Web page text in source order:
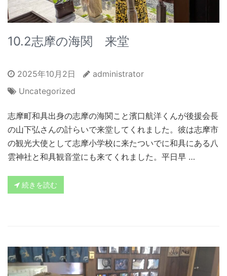
10.2志摩の海関 来堂
2025年10月2日
administrator
Uncategorized
志摩町和具出身の志摩の海関こと濱口航洋くんが後援会長
の山下弘さんの計らいで来堂してくれました。彼は志摩市
の観光大使として志摩小学校に来たついでに和具にある八
雲神社と和具観音堂にも来てくれました。平日早 …
続きを読む